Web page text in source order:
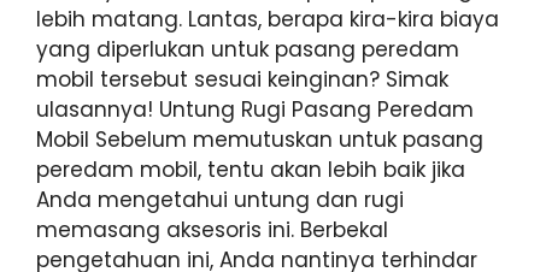
lebih matang. Lantas, berapa kira-kira biaya
yang diperlukan untuk pasang peredam
mobil tersebut sesuai keinginan? Simak
ulasannya! Untung Rugi Pasang Peredam
Mobil Sebelum memutuskan untuk pasang
peredam mobil, tentu akan lebih baik jika
Anda mengetahui untung dan rugi
memasang aksesoris ini. Berbekal
pengetahuan ini, Anda nantinya terhindar